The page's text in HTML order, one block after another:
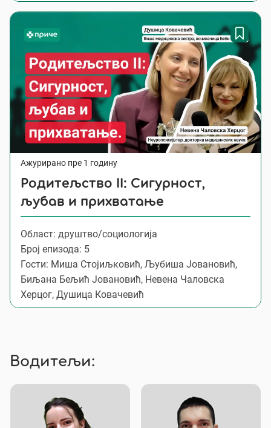
Ажурирано пре 1 годину
Родитељство II: Сигурност,
љубав и прихватање
Област: друштво/социологија
Број епизода: 5
Гости: Миша Стојиљковић, Љубиша Јовановић,
Биљана Бељић Јовановић, Невена Чаловска
Херцог, Душица Ковачевић
Водитељи: